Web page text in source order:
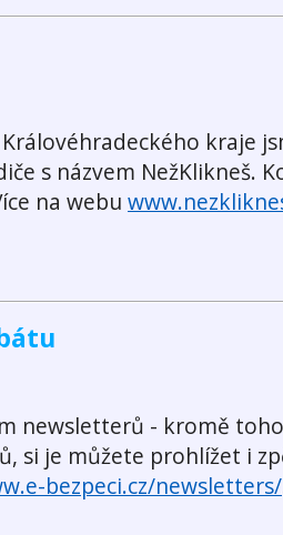
kraje
s názvem NežKlikneš.
na webu
newsletterů - kromě
si je můžete prohlížet i
bezpeci.cz/newsletters/